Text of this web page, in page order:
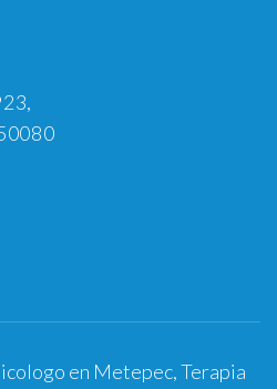
en Metepec, Terapia